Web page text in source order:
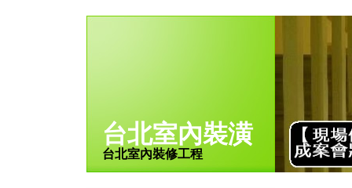
台北室內裝潢
台北室內裝修工程